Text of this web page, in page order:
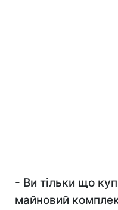
- Ви тільки що
майновий